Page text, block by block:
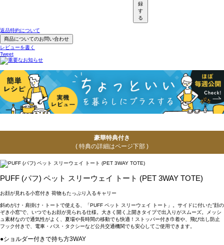
録
す
る
返品特約について
商品についてのお問い合わせ
レビューを書く
Tweet
豪華特典付き
( 特典の詳細はページ下部 )
PUFF (パフ) ペット スリーウェイ トート (PET 3WAY TOTE)
お顔が見れる小窓付き 荷物もたっぷり入るキャリー
斜めがけ・肩掛け・トートで使える、「PUFF ペット スリーウェイ トート」。サイドに付いた”顔の
ぞき小窓”で、いつでもお顔が見られる仕様。大きく開く上開きタイプで出入りがスムーズ。メッシ
ュ素材なので通気性がよく、夏場や長時間の移動でも快適！ストッパー付き巾着や、飛び出し防止
フック付きで、電車・バス・タクシーなど公共交通機関でも安心してご使用できます。
●ショルダー付きで持ち方3WAY